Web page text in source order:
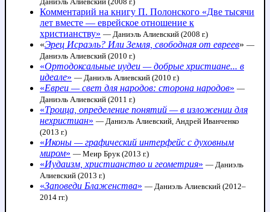
Комментарий на книгу П. Полонского «Две тысячи
лет вместе — еврейское отношение к
христианству» — Даниэль Алиевский (2008 г.)
«Эрец Исраэль? Или Земля, свободная от евреев» —
Даниэль Алиевский (2010 г.)
«Ортодоксальные иудеи — добрые христиане... в
идеале» — Даниэль Алиевский (2010 г.)
«Евреи — свет для народов: сторона народов» —
Даниэль Алиевский (2011 г.)
«Троица, определение понятий — в изложении для
нехристиан» — Даниэль Алиевский, Андрей Иванченко
(2013 г.)
«Иконы — графический интерфейс с духовным
миром» — Меир Брук (2013 г.)
«Иудаизм, христианство и геометрия» — Даниэль
Алиевский (2013 г.)
«Заповеди Блаженства» — Даниэль Алиевский (2012–
2014 гг.)